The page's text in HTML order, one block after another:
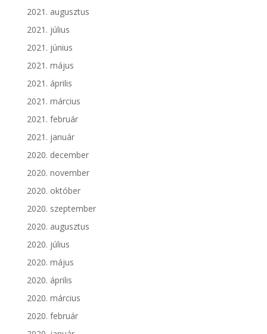
2021. augusztus
2021. július
2021. június
2021. május
2021. április
2021. március
2021. február
2021. január
2020. december
2020. november
2020. október
2020. szeptember
2020. augusztus
2020. július
2020. május
2020. április
2020. március
2020. február